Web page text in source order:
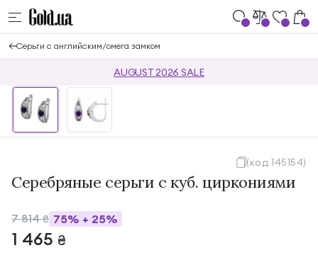
Серьги с английским/омега замком
AUGUST 2026 SALE
(код 145154)
Серебряные серьги с куб. циркониями
7 814₴ 75% + 25%
1 465 ₴